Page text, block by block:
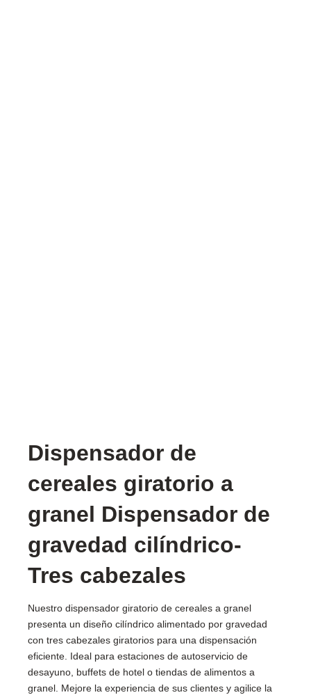
Dispensador de
cereales giratorio a
granel Dispensador de
gravedad cilíndrico-
Tres cabezales
Nuestro dispensador giratorio de cereales a granel
presenta un diseño cilíndrico alimentado por gravedad
con tres cabezales giratorios para una dispensación
eficiente. Ideal para estaciones de autoservicio de
desayuno, buffets de hotel o tiendas de alimentos a
granel. Mejore la experiencia de sus clientes y agilice la